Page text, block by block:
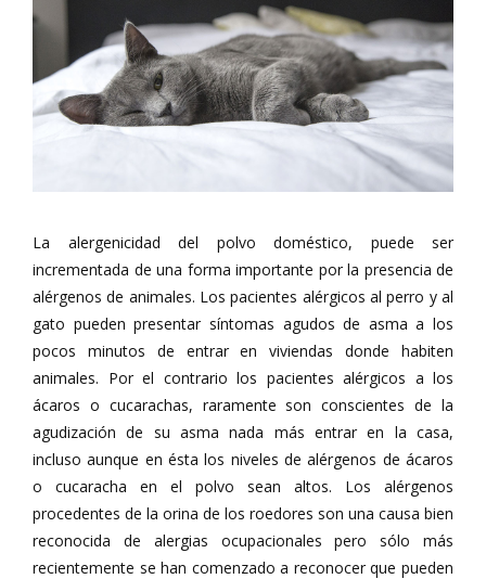
La alergenicidad del polvo doméstico, puede ser
incrementada de una forma importante por la presencia de
alérgenos de animales. Los pacientes alérgicos al perro y al
gato pueden presentar síntomas agudos de asma a los
pocos minutos de entrar en viviendas donde habiten
animales. Por el contrario los pacientes alérgicos a los
ácaros o cucarachas, raramente son conscientes de la
agudización de su asma nada más entrar en la casa,
incluso aunque en ésta los niveles de alérgenos de ácaros
o cucaracha en el polvo sean altos. Los alérgenos
procedentes de la orina de los roedores son una causa bien
reconocida de alergias ocupacionales pero sólo más
recientemente se han comenzado a reconocer que pueden